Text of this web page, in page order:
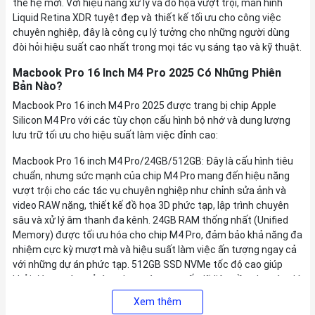
thế hệ mới. Với hiệu năng xử lý và đồ họa vượt trội, màn hình
Liquid Retina XDR tuyệt đẹp và thiết kế tối ưu cho công việc
chuyên nghiệp, đây là công cụ lý tưởng cho những người dùng
đòi hỏi hiệu suất cao nhất trong mọi tác vụ sáng tạo và kỹ thuật.
Macbook Pro 16 Inch M4 Pro 2025 Có Những Phiên
Bản Nào?
Macbook Pro 16 inch M4 Pro 2025 được trang bị chip Apple
Silicon M4 Pro với các tùy chọn cấu hình bộ nhớ và dung lượng
lưu trữ tối ưu cho hiệu suất làm việc đỉnh cao:
Macbook Pro 16 inch M4 Pro/24GB/512GB: Đây là cấu hình tiêu
chuẩn, nhưng sức mạnh của chip M4 Pro mang đến hiệu năng
vượt trội cho các tác vụ chuyên nghiệp như chỉnh sửa ảnh và
video RAW nặng, thiết kế đồ họa 3D phức tạp, lập trình chuyên
sâu và xử lý âm thanh đa kênh. 24GB RAM thống nhất (Unified
Memory) được tối ưu hóa cho chip M4 Pro, đảm bảo khả năng đa
nhiệm cực kỳ mượt mà và hiệu suất làm việc ấn tượng ngay cả
với những dự án phức tạp. 512GB SSD NVMe tốc độ cao giúp
khởi động máy, mở ứng dụng và truy xuất dữ liệu gần như tức thì.
Macbook Pro 16 inch M4 Pro/24GB/1TB: Tương tự cấu hình trên
Xem thêm